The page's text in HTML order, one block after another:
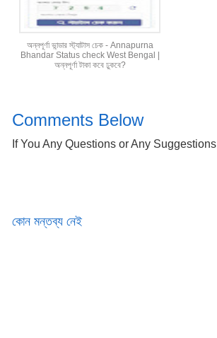
অন্নপূর্ণা ভান্ডার স্ট্যাটাস চেক - Annapurna
Bhandar Status check West Bengal |
অন্নপূর্ণা টাকা কবে ঢুকবে?
Comments Below
If You Any Questions or Any Suggestions
কোন মন্তব্য নেই